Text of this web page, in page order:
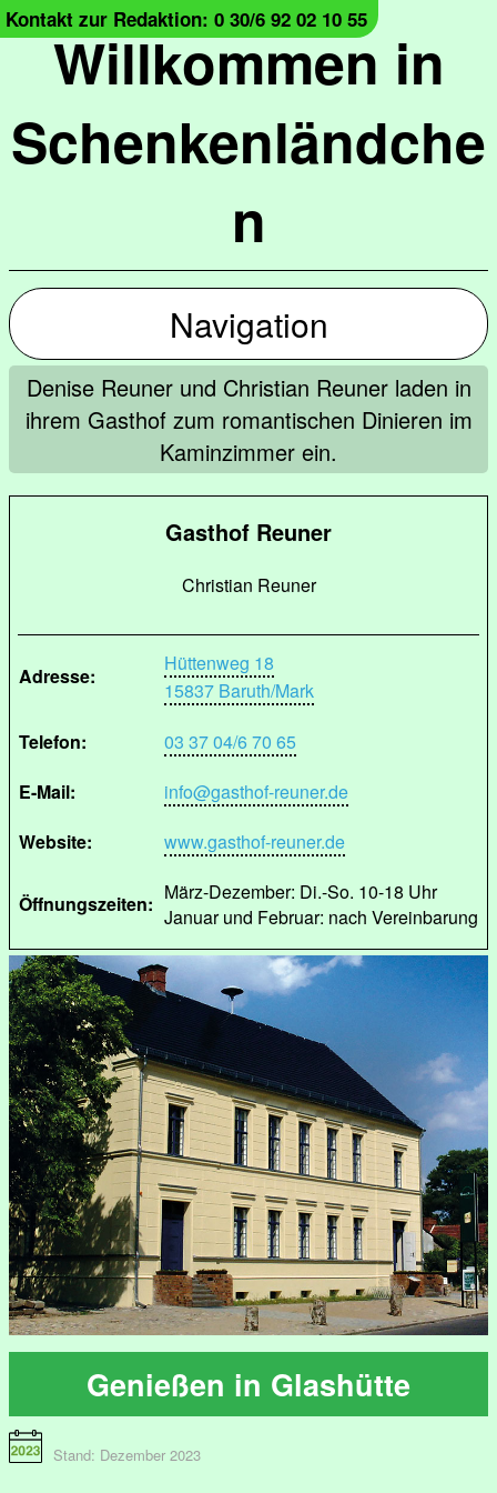
Willkommen in
Schenkenländche
n
Kontakt zur Redaktion: 0 30/6 92 02 10 55
Navigation
Denise Reuner und Christian Reuner laden in
ihrem Gasthof zum romantischen Dinieren im
Kaminzimmer ein.
Gasthof Reuner
Christian Reuner
Adresse:
Hüttenweg 18
15837 Baruth/Mark
Telefon:
03 37 04/6 70 65
E-Mail:
info@gasthof-reuner.de
Website:
www.gasthof-reuner.de
Öffnungszeiten: März-Dezember: Di.-So. 10-18 Uhr
Januar und Februar: nach Vereinbarung
Genießen in Glashütte
Stand: Dezember 2023